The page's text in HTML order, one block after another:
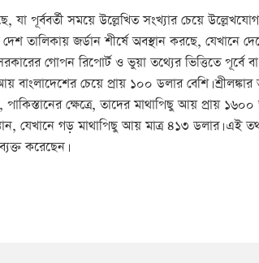
পূর্ববর্তী সময়ে উল্লেখিত সংখ্যার চেয়ে
দেশ তালিকায় জর্ডান শীর্ষে অবস্থান করছে,
গোপন রিপোর্ট ও ভুয়া তথ্যের ভিত্তিতে পূর্বে
চেয়ে প্রায় ১০০ ডলার বেশি।
পাকিস্তানের ক্ষেত্রে, তাদের মাথাপিছু আয় প্রায়
যেখানে গড় মাথাপিছু আয় মাত্র ৪১৩ ডলার। এই
করেছেন।